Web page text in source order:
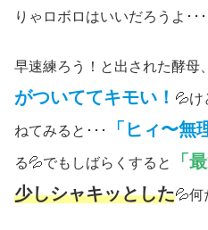
りゃロボロはいいだろうよ･･
早速練ろう！と出された酵母
がついててキモい！ 💦け
ねてみると･･･ 「ヒィ〜無
る💦でもしばらくすると 「
少しシャキッとした💦何